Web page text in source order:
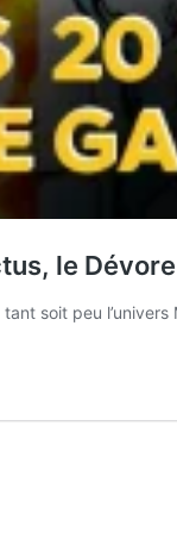
le
soit peu